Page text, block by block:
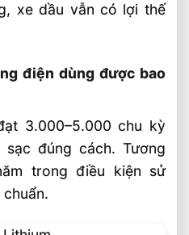
xe dầu vẫn có lợi thế
điện dùng được bao
3.000–5.000 chu kỳ
đúng cách. Tương
trong điều kiện sử